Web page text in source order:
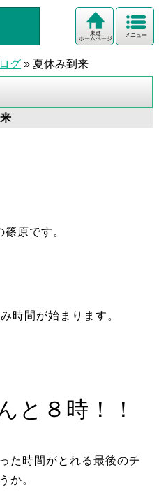
メニュー
東進
ホームページ
グ » 夏休み到来
原です。
時間が始まります。
と８時！！
た時間がとれる最後のチ
か。